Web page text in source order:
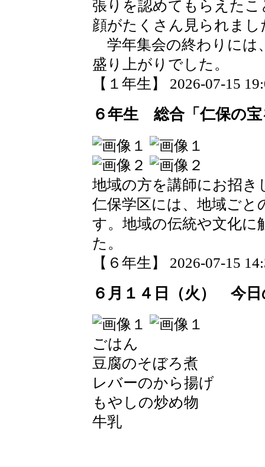
張りを認めてもらえた
顔がたくさん見られまし
学年集会の終わりには
盛り上がりでした。
【１年生】 2026-07-15
６年生 総合「仁保の
地域の方を講師にお招
仁保学区には、地域ご
す。地域の伝統や文化に
た。
【６年生】 2026-07-15
６月１４日（火） 今日
ごはん
豆腐のそぼろ煮
レバーのから揚げ
もやしの炒め物
牛乳